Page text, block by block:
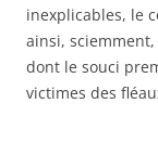
inexplicables, le
ainsi,
dont le souci
victimes des